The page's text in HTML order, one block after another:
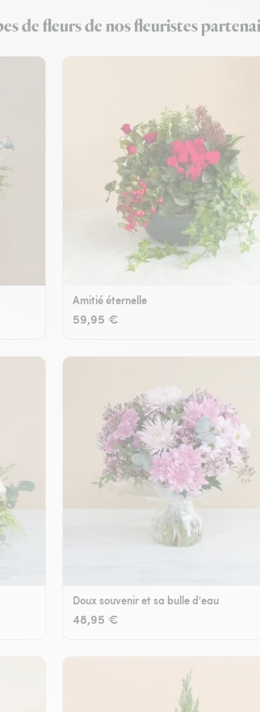
de fleurs de nos fleuristes
Amitié éternelle
59,95 €
Doux souvenir et sa bulle d'eau
48,95 €